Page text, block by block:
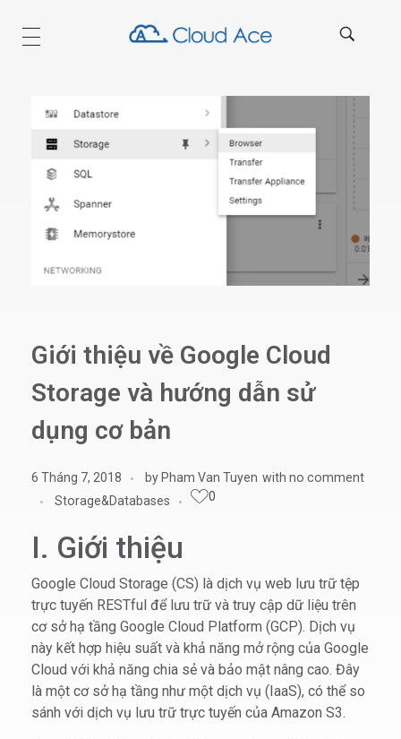
Giới thiệu về Google Cloud
Storage và hướng dẫn sử
dụng cơ bản
6 Tháng 7, 2018 by Pham Van Tuyen with no comment
Storage&Databases
0
I. Giới thiệu
Google Cloud Storage (CS) là dịch vụ web lưu trữ tệp
trực tuyến RESTful để lưu trữ và truy cập dữ liệu trên
cơ sở hạ tầng Google Cloud Platform (GCP). Dịch vụ
này kết hợp hiệu suất và khả năng mở rộng của Google
Cloud với khả năng chia sẻ và bảo mật nâng cao. Đây
là một cơ sở hạ tầng như một dịch vụ (IaaS), có thể so
sánh với dịch vụ lưu trữ trực tuyến của Amazon S3.